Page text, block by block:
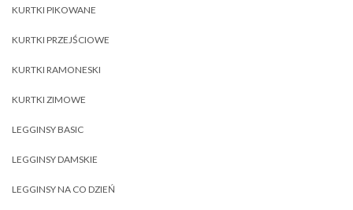
KURTKI PIKOWANE
KURTKI PRZEJŚCIOWE
KURTKI RAMONESKI
KURTKI ZIMOWE
LEGGINSY BASIC
LEGGINSY DAMSKIE
LEGGINSY NA CO DZIEŃ